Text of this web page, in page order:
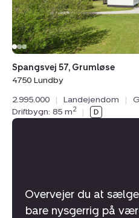
Spangsvej 57, Grumløse
4750 Lundby
2.995.000
| Landejendom |
Driftbygn: 85 m2 |
Overvejer du at
bare nysgerrig på